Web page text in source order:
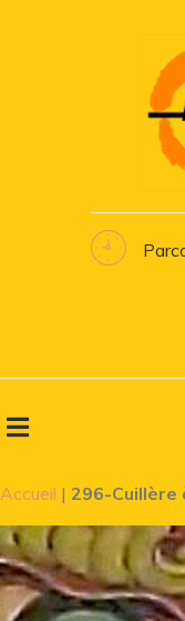
Accueil | 296-Cuillère